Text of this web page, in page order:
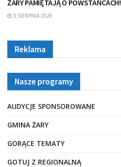
ŻARY PAMIĘTAJĄ O POWSTAŃCACH!
3 SIERPNIA 2026
Reklama
Nasze programy
AUDYCJE SPONSOROWANE
GMINA ŻARY
GORĄCE TEMATY
GOTUJ Z REGIONALNĄ